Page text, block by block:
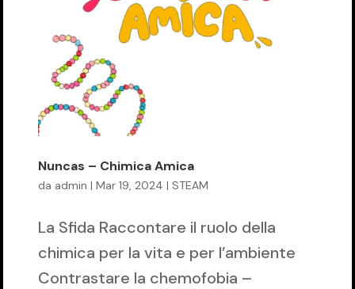
Nuncas – Chimica Amica
da admin | Mar 19, 2024 | STEAM
La Sfida Raccontare il ruolo della
chimica per la vita e per l’ambiente
Contrastare la chemofobia –